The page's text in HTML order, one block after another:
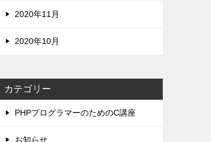
2020年11月
2020年10月
カテゴリー
PHPプログラマーのためのC講座
お知らせ